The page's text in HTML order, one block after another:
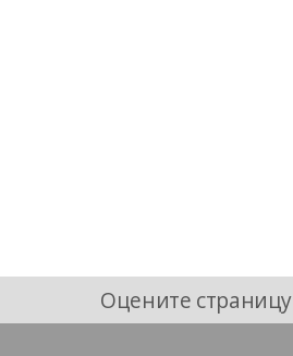
Оцените страницу